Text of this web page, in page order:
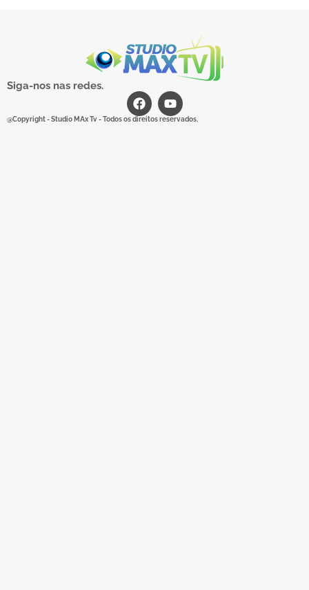
Siga-nos nas redes.
@Copyright - Studio MAx Tv - Todos os direitos reservados.